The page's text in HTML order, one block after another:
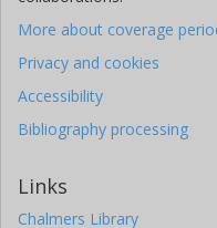
More about coverage
Privacy and cookies
Accessibility
Bibliography processing
Links
Chalmers Library